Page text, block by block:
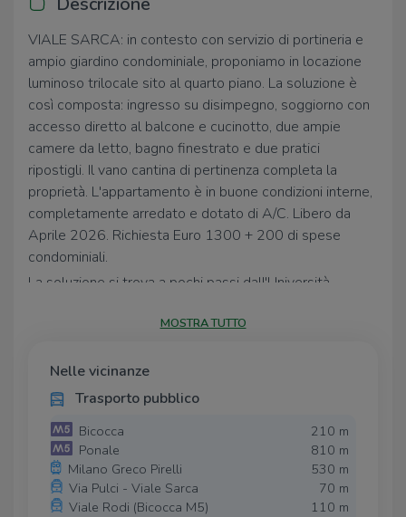
VIALE SARCA: in contesto con servizio di portineria e
ampio giardino condominiale, proponiamo in locazione
luminoso trilocale sito al quarto piano. La soluzione è
così composta: ingresso su disimpegno, soggiorno con
accesso diretto al balcone e cucinotto, due ampie
camere da letto, bagno finestrato e due pratici
ripostigli. Il vano cantina di pertinenza completa la
proprietà. L'appartamento è in buone condizioni interne,
completamente arredato e dotato di A/C. Libero da
Aprile 2026. Richiesta Euro 1300 + 200 di spese
condominiali.
La soluzione si trova a pochi passi dall'Università
lilla. Nelle immediate vicinanze troviamo i principali
MOSTRA TUTTO
Nelle vicinanze
Trasporto pubblico
Bicocca
210 m
Ponale
810 m
Milano Greco Pirelli
530 m
Via Pulci - Viale Sarca
70 m
Viale Rodi (Bicocca M5)
110 m